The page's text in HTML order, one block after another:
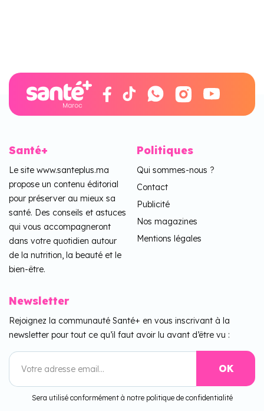
Santé+
Le site www.santeplus.ma
propose un contenu éditorial
pour préserver au mieux sa
santé. Des conseils et astuces
qui vous accompagneront
dans votre quotidien autour
de la nutrition, la beauté et le
bien-être.
Politiques
Qui sommes-nous ?
Contact
Publicité
Nos magazines
Mentions légales
Newsletter
Rejoignez la communauté Santé+ en vous inscrivant à la
newsletter pour tout ce qu’il faut avoir lu avant d’être vu :
Sera utilisé conformément à notre politique de confidentialité